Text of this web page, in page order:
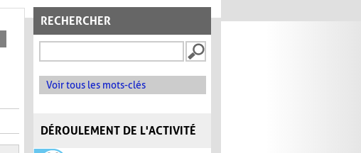
RECHERCHER
Voir tous les mots-clés
DÉROULEMENT DE L'ACTIVITÉ